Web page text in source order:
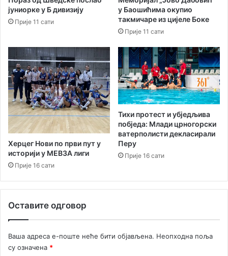
о
ћ
е
т
ж
е
8
3
н
е
о
т
а
д
е
в
јуниорке у Б дивизију
Прије 11 сати
у Баошићима окупио
такмичаре из цијеле Боке
Прије 11 сати
Херцег Нови по први пут у
историји у МЕВЗА лиги
Прије 16 сати
Тихи протест и убједљива
побједа: Млади црногорски
ватерполисти декласирали
Перу
Прије 16 сати
Оставите одговор
Ваша адреса е-поште неће бити објављена. Неопходна поља
су означена *